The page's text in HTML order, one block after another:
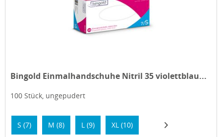
Bingold Einmalhandschuhe Nitril 35 violettblau...
100 Stück, ungepudert
S (7) M (8) L (9) XL (10)